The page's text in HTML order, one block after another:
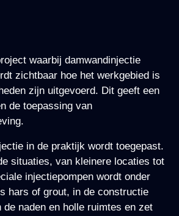
waarbij damwandinjectie
zichtbaar hoe het werkgebied is
zijn uitgevoerd. Dit geeft een
de toepassing van
in de praktijk wordt toegepast.
situaties, van kleinere locaties tot
injectiepompen wordt onder
hars of grout, in de constructie
naden en holle ruimtes en zet